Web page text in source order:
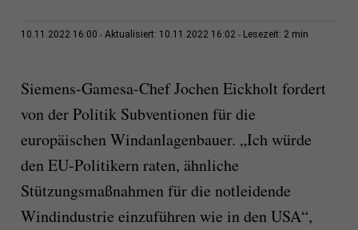
10.11.2022 16:00 Aktualisiert: 10.11.2022 16:02 Lesezeit: 2 min
Siemens-Gamesa-Chef Jochen Eickholt fordert
von der Politik Subventionen für die
europäischen Windanlagenbauer. „Ich würde
den EU-Politikern raten, ähnliche
Stützungsmaßnahmen für die notleidende
Windindustrie einzuführen wie in den USA“,